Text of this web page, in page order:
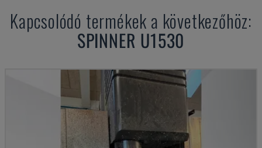
Kapcsolódó termékek a következőhöz:
SPINNER U1530